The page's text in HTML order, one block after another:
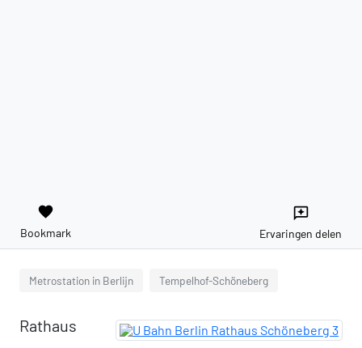
favorite
Bookmark
reviews
Ervaringen delen
Metrostation in Berlijn Tempelhof-Schöneberg
Rathaus